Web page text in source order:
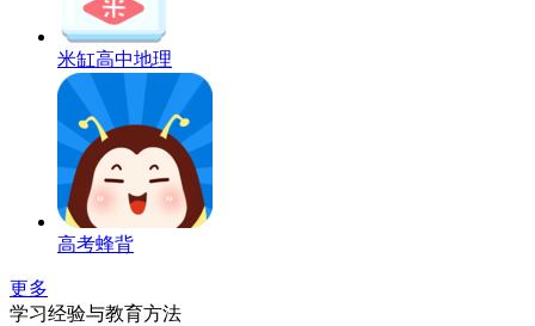
米缸高中地理
高考蜂背
更多
学习经验与教育方法